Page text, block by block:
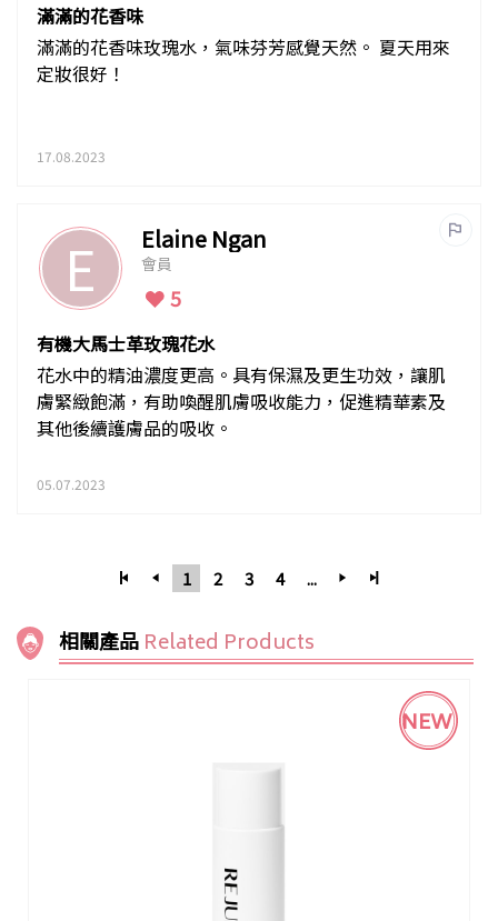
滿滿的花香味
滿滿的花香味玫瑰水，氣味芬芳感覺天然。 夏天用來
定妝很好！
17.08.2023
E Elaine Ngan
會員
5
有機大馬士革玫瑰花水
花水中的精油濃度更高。具有保濕及更生功效，讓肌
膚緊緻飽滿，有助喚醒肌膚吸收能力，促進精華素及
其他後續護膚品的吸收。
05.07.2023
1 2 3 4 ...
相關產品 Related Products
NEW